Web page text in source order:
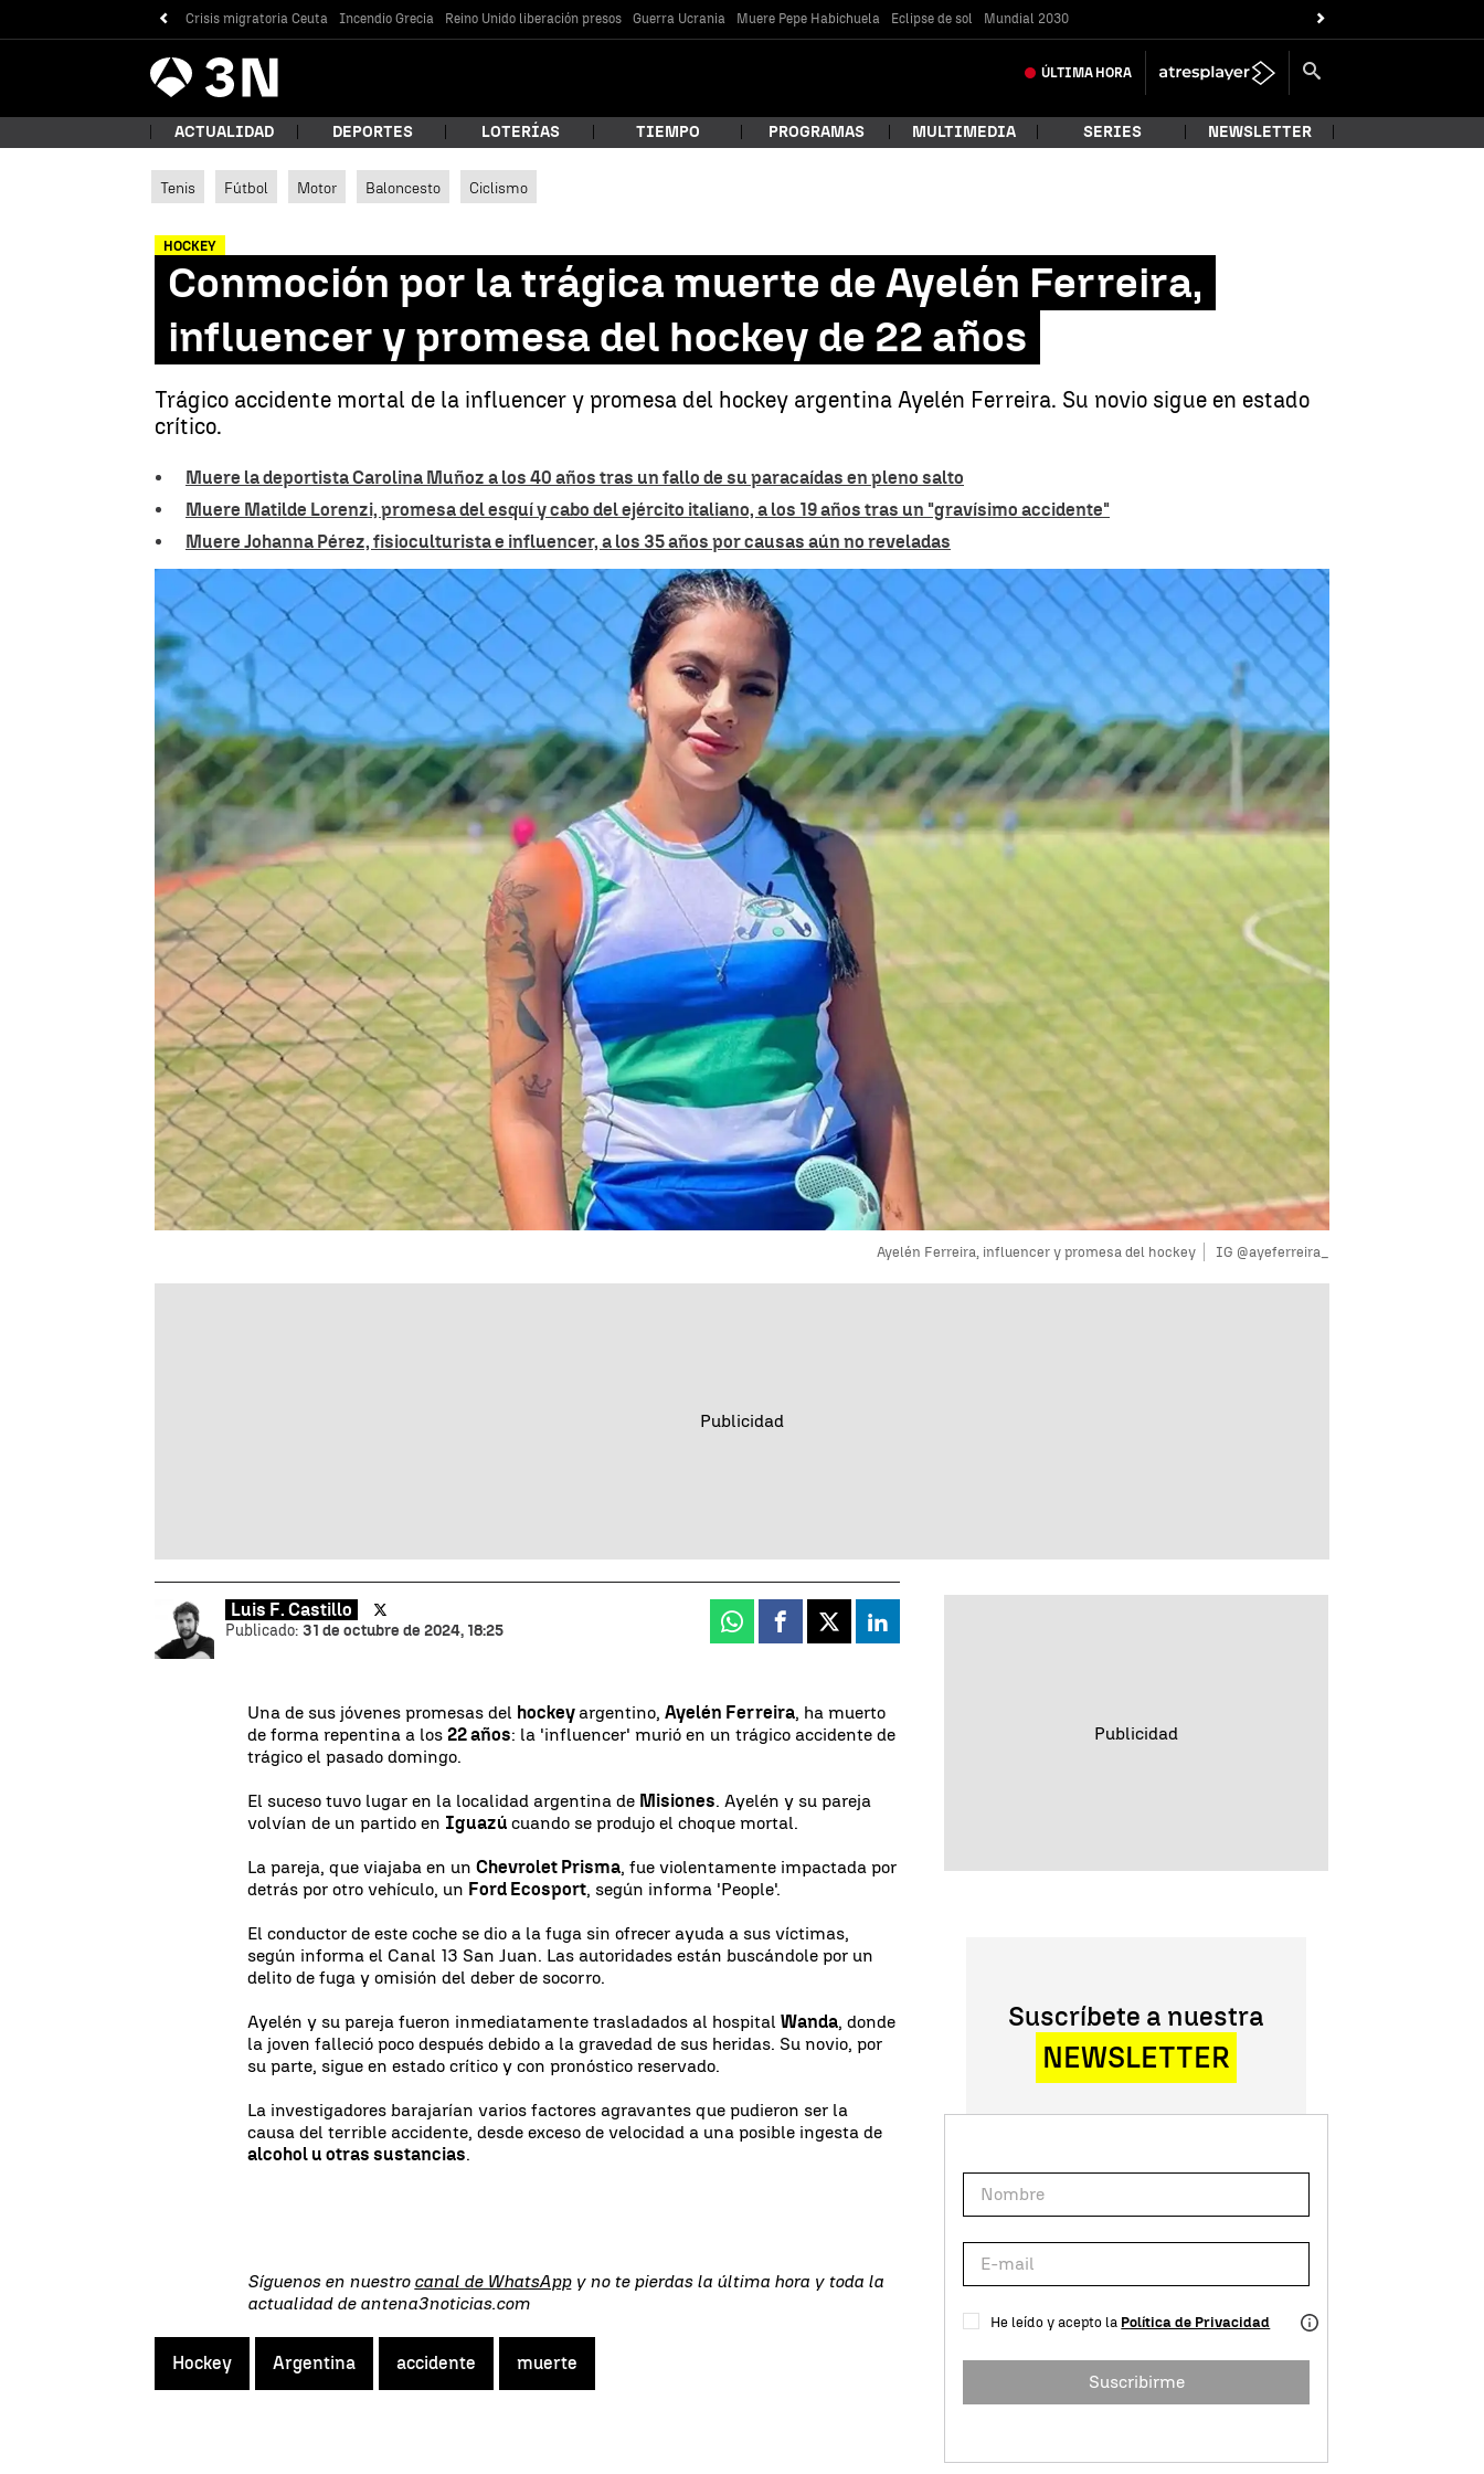
Crisis migratoria Ceuta Incendio Grecia Reino Unido liberación presos Guerra Ucrania Muere Pepe Habichuela Eclipse de sol Mundial 2030
Antena
3 Noticias ÚLTIMA HORA
¿Qué estás buscando?
Buscar
ACTUALIDAD DEPORTES LOTERÍAS TIEMPO PROGRAMAS MULTIMEDIA SERIES NEWSLETTER
Tenis Fútbol Motor Baloncesto Ciclismo
HOCKEY
Conmoción por la trágica muerte de Ayelén Ferreira,
influencer y promesa del hockey de 22 años
Trágico accidente mortal de la influencer y promesa del hockey argentina Ayelén Ferreira. Su novio sigue en estado
crítico.
Muere la deportista Carolina Muñoz a los 40 años tras un fallo de su paracaídas en pleno salto
Muere Matilde Lorenzi, promesa del esquí y cabo del ejército italiano, a los 19 años tras un "gravísimo accidente"
Muere Johanna Pérez, fisioculturista e influencer, a los 35 años por causas aún no reveladas
Ayelén Ferreira, influencer y promesa del hockey IG @ayeferreira_
Luis F. Castillo
Publicado: 31 de octubre de 2024, 18:25 Whatsapp
Facebook
X Linkedin
Una de sus jóvenes promesas del hockey argentino,Ayelén Ferreira, ha muerto
de forma repentina a los22 años: la 'influencer' murió en un trágico accidente de
trágico el pasado domingo.
El suceso tuvo lugar en la localidad argentina de Misiones. Ayelén y su pareja
volvían de un partido en Iguazúcuando se produjo el choque mortal.
La pareja, que viajaba en unChevrolet Prisma, fue violentamente impactada por
detrás por otro vehículo, un Ford Ecosport, según informa 'People'.
El conductor de este coche se dio a la fuga sin ofrecer ayuda a sus víctimas,
según informa el Canal 13 San Juan. Las autoridades están buscándole por un
delito de fuga y omisión del deber de socorro.
Ayelén y su pareja fueron inmediatamente trasladados al hospitalWanda, donde
la joven falleció poco después debido a la gravedad de sus heridas. Su novio, por
su parte, sigue en estado crítico y con pronóstico reservado.
La investigadores barajarían varios factores agravantes que pudieron ser la
causa del terrible accidente, desde exceso de velocidad a una posible ingesta de
alcohol u otras sustancias.
Síguenos en nuestro canal de WhatsAppy no te pierdas la última hora y toda la
actualidad de antena3noticias.com
Hockey Argentina accidente muerte
Suscríbete a nuestra
NEWSLETTER
He leído y acepto la Política de Privacidad
Suscribirme